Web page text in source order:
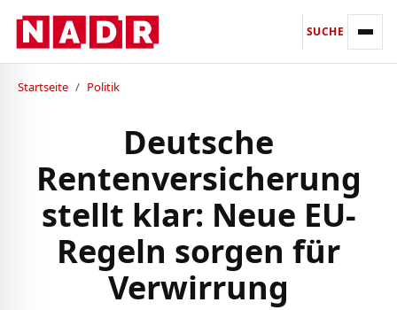
SUCHE
Startseite / Politik
Deutsche
Rentenversicherung
stellt klar: Neue EU-
Regeln sorgen für
Verwirrung